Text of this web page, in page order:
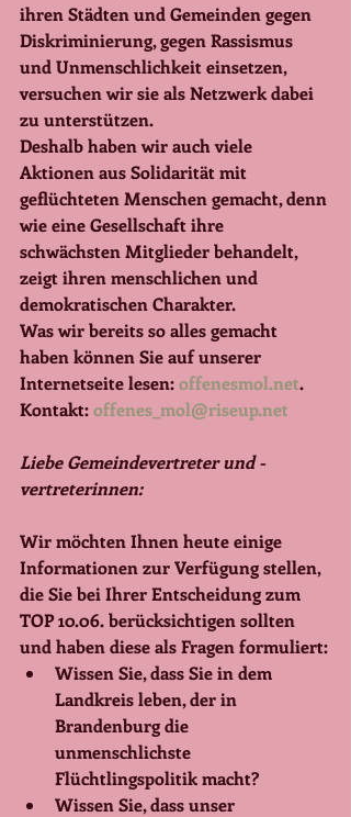
ihren Städten und Gemeinden gegen
Diskriminierung, gegen Rassismus
und Unmenschlichkeit einsetzen,
versuchen wir sie als Netzwerk dabei
zu unterstützen.
Deshalb haben wir auch viele
Aktionen aus Solidarität mit
geflüchteten Menschen gemacht, denn
wie eine Gesellschaft ihre
schwächsten Mitglieder behandelt,
zeigt ihren menschlichen und
demokratischen Charakter.
Was wir bereits so alles gemacht
haben können Sie auf unserer
Internetseite lesen: offenesmol.net.
Kontakt: offenes_mol@riseup.net
Liebe Gemeindevertreter und -
vertreterinnen:
Wir möchten Ihnen heute einige
Informationen zur Verfügung stellen,
die Sie bei Ihrer Entscheidung zum
TOP 10.06. berücksichtigen sollten
und haben diese als Fragen formuliert:
Wissen Sie, dass Sie in dem
Landkreis leben, der in
Brandenburg die
unmenschlichste
Flüchtlingspolitik macht?
Wissen Sie, dass unser